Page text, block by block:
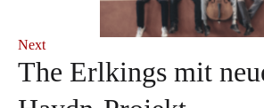
Next
The Erlkings mit